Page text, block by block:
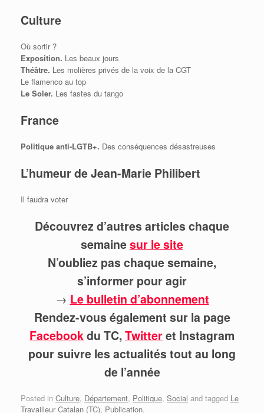
Culture
Où sortir ?
Exposition. Les beaux jours
Théâtre. Les molières privés de la voix de la CGT
Le flamenco au top
Le Soler. Les fastes du tango
France
Politique anti-LGTB+. Des conséquences désastreuses
L’humeur de Jean-Marie Philibert
Il faudra voter
Découvrez d’autres articles chaque
semainesur le site
N’oubliez pas chaque semaine,
s’informer pour agir
→ Le bulletin d’abonnement
Rendez-vous également sur la page
Facebookdu TC,Twitteret Instagram
pour suivre les actualités tout au long
de l’année
Posted in Culture, Département, Politique, Social and tagged Le
Travailleur Catalan (TC), Publication.